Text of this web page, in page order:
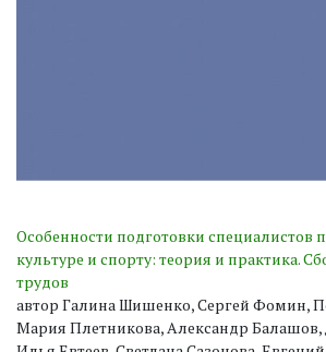
Особенности подготовки специалистов
культуре и спорту: теория и практика.
трудов
автор Галина Шишенко, Сергей Фомин,
Мария Плетникова, Александр